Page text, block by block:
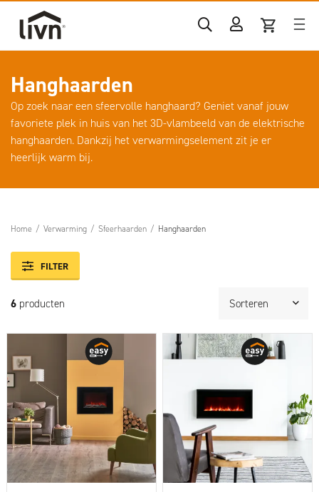
Hanghaarden
Op zoek naar een sfeervolle hanghaard? Geniet vanaf jouw
favoriete plek in huis van het 3D-vlambeeld van de elektrische
hanghaarden. Dankzij het verwarmingselement zit je er
heerlijk warm bij.
Home / Verwarming / Sfeerhaarden / Hanghaarden
FILTER
6 producten